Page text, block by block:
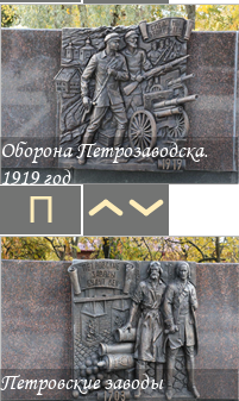
Оборона Петрозаводска.
1919 год
П
Петровские заводы